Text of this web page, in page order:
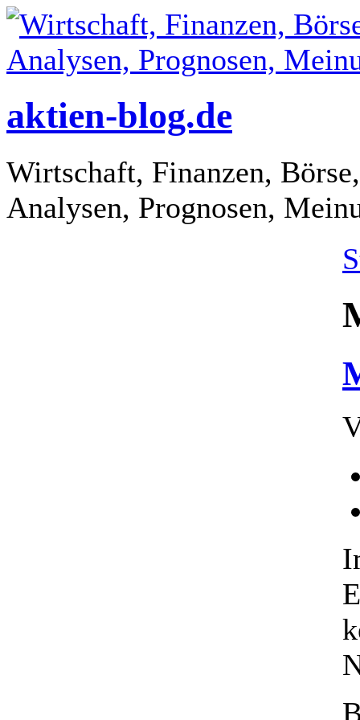
aktien-blog.de
Wirtschaft, Finanzen,
Analysen, Prognosen,